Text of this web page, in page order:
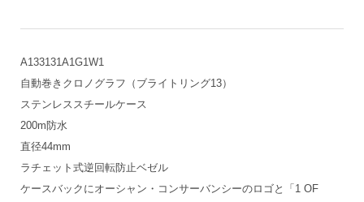
A133131A1G1W1
自動巻きクロノグラフ（ブライトリング13）
ステンレススチールケース
200m防水
直径44mm
ラチェット式逆回転防止ベゼル
ケースバックにオーシャン・コンサーバンシーのロゴと「1 OF